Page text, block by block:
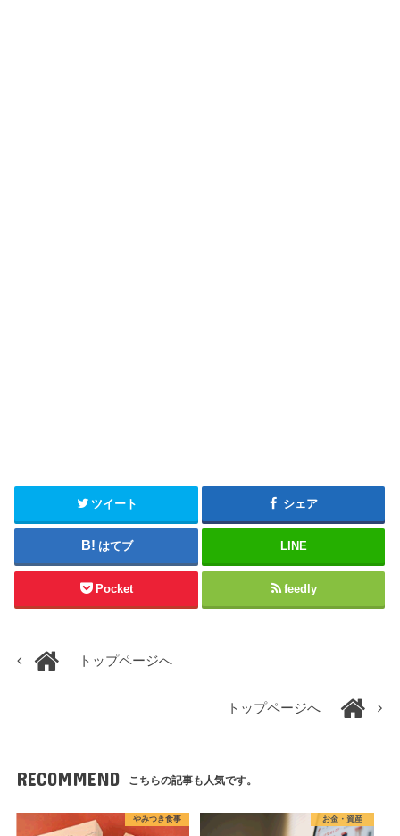
ツイート シェア
はてブ LINE
Pocket feedly
トップページへ
トップページへ
RECOMMEND こちらの記事も人気です。
やみつき食事 お金・資産